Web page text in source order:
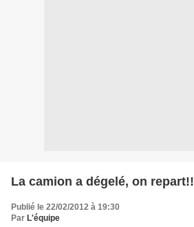
La camion a dégelé, on repart!!
Publié le 22/02/2012 à 19:30
Par L'équipe